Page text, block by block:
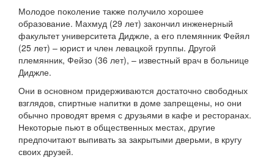
Молодое поколение также получило хорошее
образование. Махмуд (29 лет) закончил инженерный
факультет университета Диджле, а его племянник Фейял
(25 лет) – юрист и член левацкой группы. Другой
племянник, Фейзо (36 лет), – известный врач в больнице
Диджле.
Они в основном придерживаются достаточно свободных
взглядов, спиртные напитки в доме запрещены, но они
обычно проводят время с друзьями в кафе и ресторанах.
Некоторые пьют в общественных местах, другие
предпочитают выпивать за закрытыми дверьми, в кругу
своих друзей.